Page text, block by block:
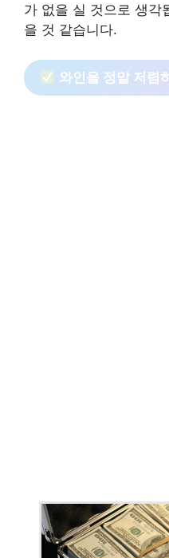
가 없을 실 것으로 생각
을 것 같습니다.
와인을 정말 저렴